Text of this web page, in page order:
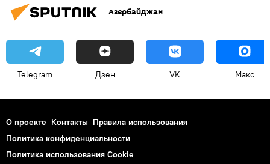
Азербайджан
Telegram Дзен VK Макс
О проекте Контакты Правила использования
Политика конфиденциальности
Политика использования Cookie